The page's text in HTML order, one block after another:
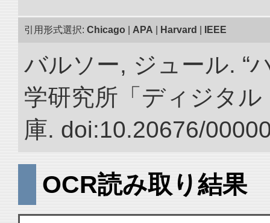
引用形式選択: Chicago APA Harvard IEEE
バルソー, ジュール. “
学研究所「ディジタ
庫. doi:10.20676/
OCR読み取り結果